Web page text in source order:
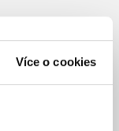
Více o cookies
zboží je výhodná
našich e-
údajů
se